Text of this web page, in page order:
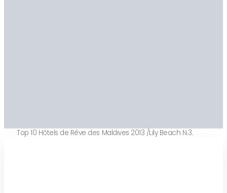
Top 10 Hôtels de Rêve des Maldives 2013 /Lily Beach N.3.